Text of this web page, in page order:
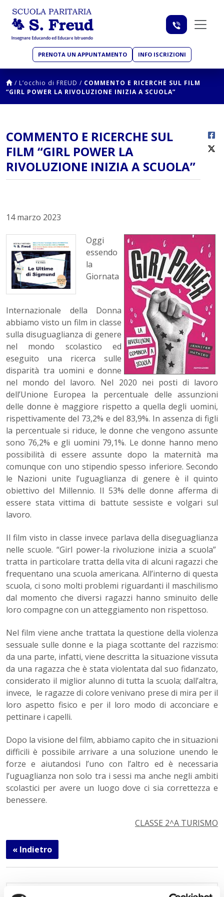
PRENOTA UN APPUNTAMENTO INFO ISCRIZIONI
/ L’occhio di FREUD / COMMENTO E RICERCHE SUL FILM
“GIRL POWER LA RIVOLUZIONE INIZIA A SCUOLA”
COMMENTO E RICERCHE SUL
FILM “GIRL POWER LA
RIVOLUZIONE INIZIA A SCUOLA”
14 marzo 2023
Oggi
essendo
la
Giornata
Internazionale della Donna
abbiamo visto un film in classe
sulla disuguaglianza di genere
nel mondo scolastico ed
eseguito una ricerca sulle
disparità tra uomini e donne
nel mondo del lavoro. Nel 2020 nei posti di lavoro
dell’Unione Europea la percentuale delle assunzioni
delle donne è maggiore rispetto a quella degli uomini,
rispettivamente del 73,2% e del 83,9%. In assenza di figli
la percentuale si riduce, le donne che vengono assunte
sono 76,2% e gli uomini 79,1%. Le donne hanno meno
possibilità di essere assunte dopo la maternità ma
comunque con uno stipendio spesso inferiore. Secondo
le Nazioni unite l’uguaglianza di genere è il quinto
obiettivo del Millennio. Il 53% delle donne afferma di
essere stata vittima di battute sessiste e volgari sul
lavoro.
Il film visto in classe invece parlava della diseguaglianza
nelle scuole. “Girl power-la rivoluzione inizia a scuola”
tratta in particolare tratta della vita di alcuni ragazzi che
frequentano una scuola americana. All’interno di questa
scuola, ci sono molti problemi riguardanti il maschilismo
dal momento che diversi ragazzi hanno sminuito delle
loro compagne con un atteggiamento non rispettoso.
Nel film viene anche trattata la questione della violenza
sessuale sulle donne e la piaga scottante del razzismo:
da una parte, infatti, viene descritta la situazione vissuta
da una ragazza che è stata violentata dal suo fidanzato,
considerato il miglior alunno di tutta la scuola; dall’altra,
invece, le ragazze di colore venivano prese di mira per il
loro aspetto fisico e per il loro modo di acconciare e
pettinare i capelli.
Dopo la visione del film, abbiamo capito che in situazioni
difficili è possibile arrivare a una soluzione unendo le
forze e aiutandosi l’uno con l’altro ed è necessaria
l’uguaglianza non solo tra i sessi ma anche negli ambiti
scolastici per avere un luogo dove ci sia correttezza e
benessere.
CLASSE 2^A TURISMO
« Indietro
Istituto Paritario S. Freud – Scuola Privata Milano – Scuola